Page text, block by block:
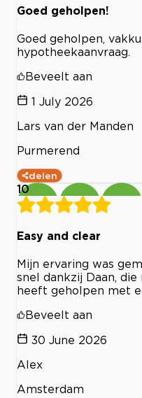
Goed geholpen!
Goed geholpen,
hypotheekaanvraag.
Beveelt aan
1 July 2026
Lars van der Manden
Purmerend
delen
10
Easy and clear
Mijn ervaring was
snel dankzij Daan,
heeft geholpen met
Beveelt aan
30 June 2026
Alex
Amsterdam